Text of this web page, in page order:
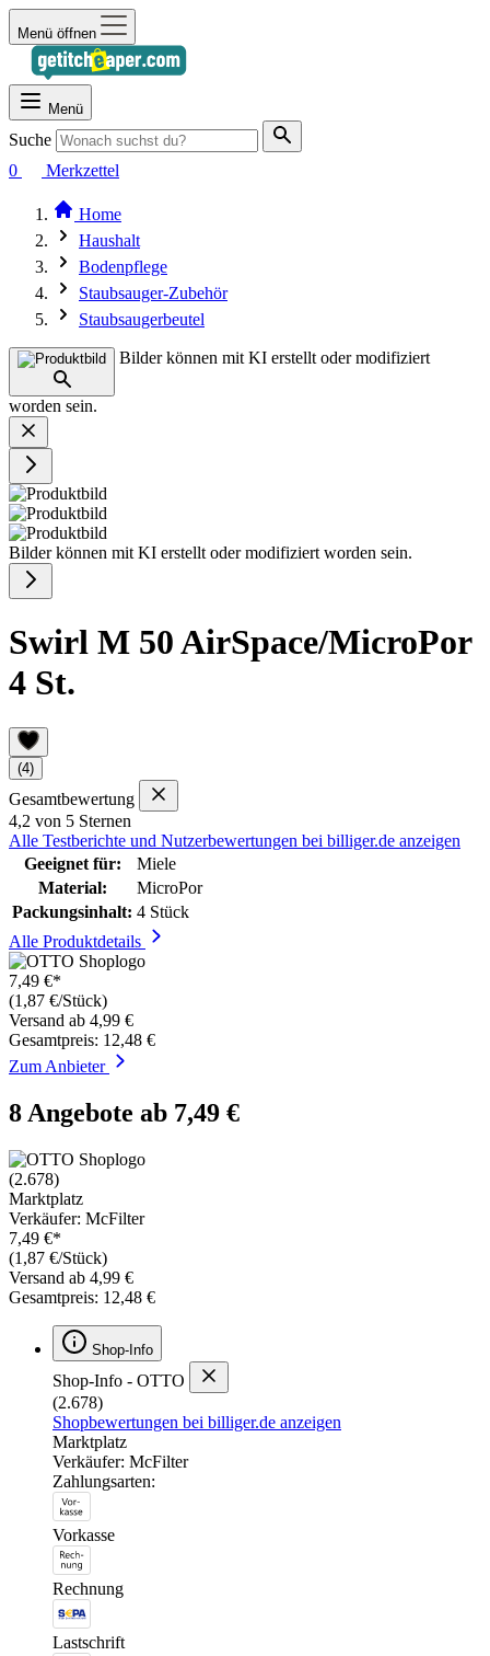
Menü öffnen
Menü
Suche
0
Merkzettel
Home
Haushalt
Bodenpflege
Staubsauger-Zubehör
Staubsaugerbeutel
Bilder können mit KI erstellt oder modifiziert
worden sein.
Bilder können mit KI erstellt oder modifiziert worden sein.
Swirl M 50 AirSpace/MicroPor
4 St.
(4)
Gesamtbewertung
4,2 von 5 Sternen
Alle Testberichte und Nutzerbewertungen bei billiger.de anzeigen
Geeignet für:
Miele
Material:
MicroPor
Packungsinhalt: 4 Stück
Alle Produktdetails
7,49 €*
(1,87 €/Stück)
Versand ab 4,99 €
Gesamtpreis: 12,48 €
Zum Anbieter
8 Angebote ab 7,49 €
(2.678)
Marktplatz
Verkäufer: McFilter
7,49 €*
(1,87 €/Stück)
Versand ab 4,99 €
Gesamtpreis: 12,48 €
Shop-Info
Shop-Info - OTTO
(2.678)
Shopbewertungen bei billiger.de anzeigen
Marktplatz
Verkäufer: McFilter
Zahlungsarten:
Vorkasse
Rechnung
Lastschrift